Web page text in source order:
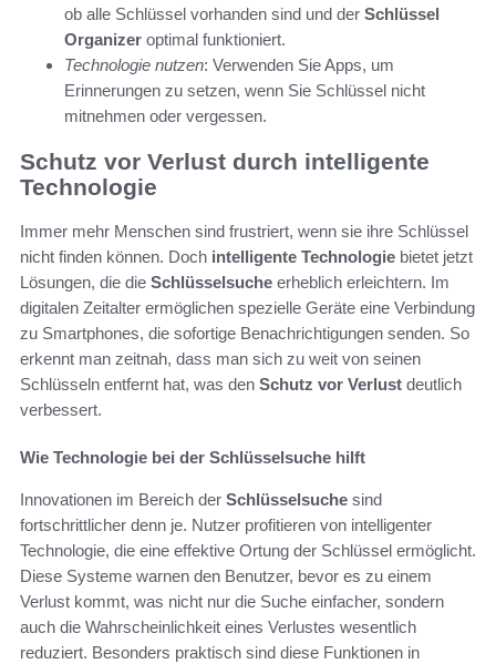
ob alle Schlüssel vorhanden sind und der Schlüssel
Organizer optimal funktioniert.
Technologie nutzen: Verwenden Sie Apps, um
Erinnerungen zu setzen, wenn Sie Schlüssel nicht
mitnehmen oder vergessen.
Schutz vor Verlust durch intelligente
Technologie
Immer mehr Menschen sind frustriert, wenn sie ihre Schlüssel
nicht finden können. Doch intelligente Technologie bietet jetzt
Lösungen, die die Schlüsselsuche erheblich erleichtern. Im
digitalen Zeitalter ermöglichen spezielle Geräte eine Verbindung
zu Smartphones, die sofortige Benachrichtigungen senden. So
erkennt man zeitnah, dass man sich zu weit von seinen
Schlüsseln entfernt hat, was den Schutz vor Verlust deutlich
verbessert.
Wie Technologie bei der Schlüsselsuche hilft
Innovationen im Bereich der Schlüsselsuche sind
fortschrittlicher denn je. Nutzer profitieren von intelligenter
Technologie, die eine effektive Ortung der Schlüssel ermöglicht.
Diese Systeme warnen den Benutzer, bevor es zu einem
Verlust kommt, was nicht nur die Suche einfacher, sondern
auch die Wahrscheinlichkeit eines Verlustes wesentlich
reduziert. Besonders praktisch sind diese Funktionen in